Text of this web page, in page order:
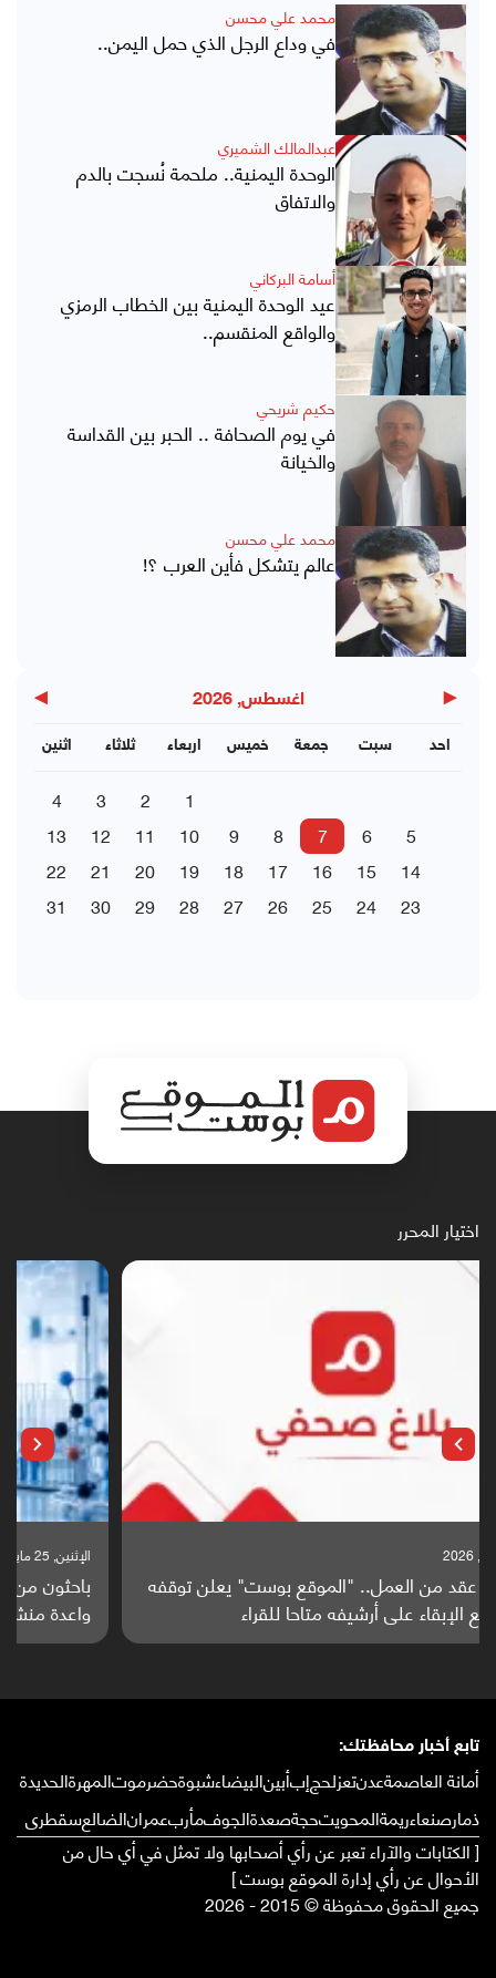
محمد علي محسن
في وداع الرجل الذي حمل اليمن..
عبدالمالك الشميري
الوحدة اليمنية.. ملحمة نُسجت بالدم
والاتفاق
أسامة البركاني
عيد الوحدة اليمنية بين الخطاب الرمزي
والواقع المنقسم..
حكيم شريحي
في يوم الصحافة .. الحبر بين القداسة
والخيانة
محمد علي محسن
عالم يتشكل فأين العرب ؟!
◀ اغسطس, 2026 ▶
اثنين ثلاثاء اربعاء خميس جمعة سبت احد
1
2
3
4
5
6
7
8
9
10
11
12
13
14
15
16
17
18
19
20
21
22
23
24
25
26
27
28
29
30
31
اختيار المحرر
الإثنين, 25 مايو, 2026
باحثون من اليمن يدخلون سباق أبحاث ألزهايمر بدراسة
واعدة منشورة عالميا (ترجمة)
تابع أخبار محافظتك:
أمانة العاصمةعدنتعزلحجإبأبينالبيضاءشبوةحضرموتالمهرةالحديدة
ذمارصنعاءريمةالمحويتحجةصعدةالجوفمأربعمرانالضالعسقطرى
[ الكتابات والآراء تعبر عن رأي أصحابها ولا تمثل في أي حال من
الأحوال عن رأي إدارة الموقع بوست ]
جميع الحقوق محفوظة © 2015 - 2026